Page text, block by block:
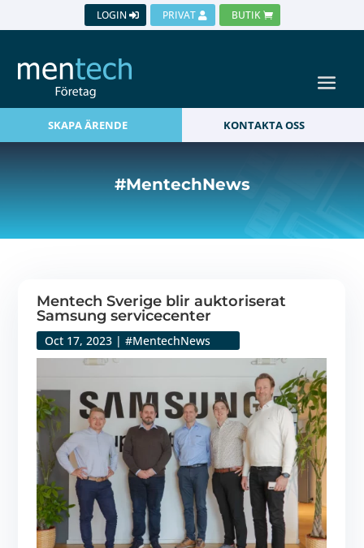
LOGIN PRIVAT BUTIK
SKAPA ÄRENDE KONTAKTA OSS
#MentechNews
Mentech Sverige blir auktoriserat
Samsung servicecenter
Oct 17, 2023| #MentechNews